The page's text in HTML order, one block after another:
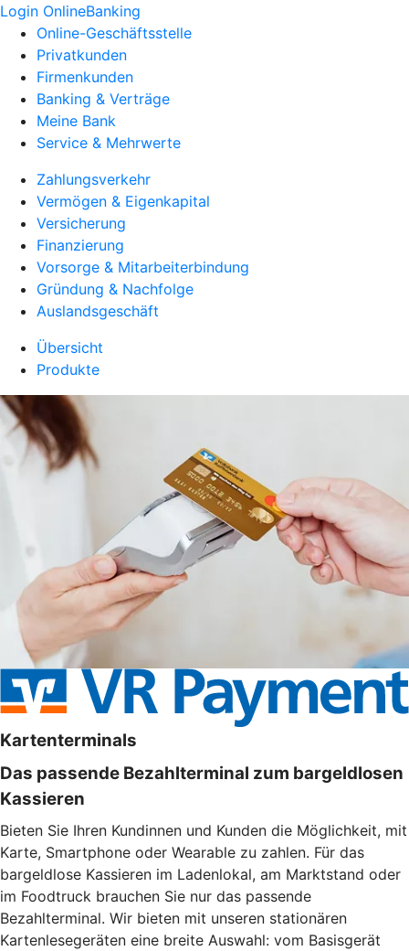
Login OnlineBanking
Online-Geschäftsstelle
Privatkunden
Firmenkunden
Banking & Verträge
Meine Bank
Service & Mehrwerte
Zahlungsverkehr
Vermögen & Eigenkapital
Versicherung
Finanzierung
Vorsorge & Mitarbeiterbindung
Gründung & Nachfolge
Auslandsgeschäft
Übersicht
Produkte
Kartenterminals
Das passende Bezahlterminal zum bargeldlosen
Kassieren
Bieten Sie Ihren Kundinnen und Kunden die Möglichkeit, mit
Karte, Smartphone oder Wearable zu zahlen. Für das
bargeldlose Kassieren im Ladenlokal, am Marktstand oder
im Foodtruck brauchen Sie nur das passende
Bezahlterminal. Wir bieten mit unseren stationären
Kartenlesegeräten eine breite Auswahl: vom Basisgerät